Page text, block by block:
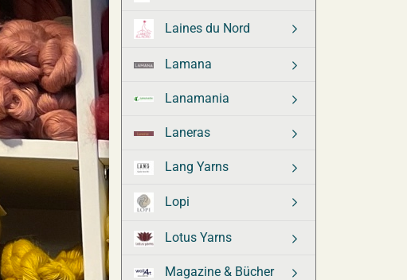
Laines du Nord
Lamana
Lanamania
Laneras
Lang Yarns
Lopi
Lotus Yarns
Magazine & Bücher